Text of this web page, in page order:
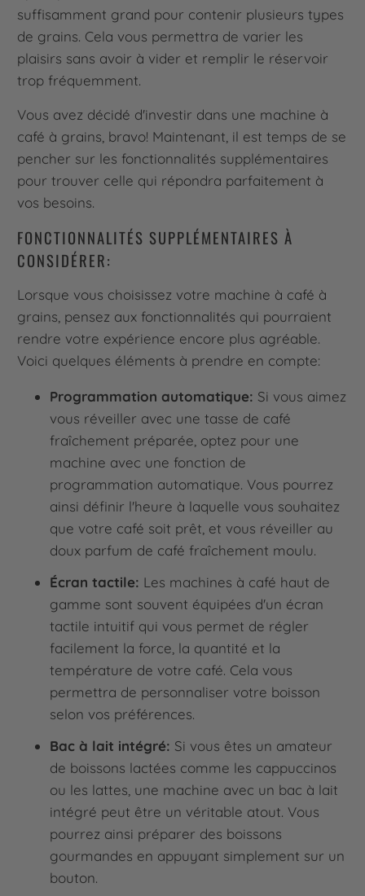
suffisamment grand pour contenir plusieurs types
de grains. Cela vous permettra de varier les
plaisirs sans avoir à vider et remplir le réservoir
trop fréquemment.
Vous avez décidé d'investir dans une machine à
café à grains, bravo! Maintenant, il est temps de se
pencher sur les fonctionnalités supplémentaires
pour trouver celle qui répondra parfaitement à
vos besoins.
FONCTIONNALITÉS SUPPLÉMENTAIRES À
CONSIDÉRER:
Lorsque vous choisissez votre machine à café à
grains, pensez aux fonctionnalités qui pourraient
rendre votre expérience encore plus agréable.
Voici quelques éléments à prendre en compte:
Programmation automatique: Si vous aimez
vous réveiller avec une tasse de café
fraîchement préparée, optez pour une
machine avec une fonction de
programmation automatique. Vous pourrez
ainsi définir l'heure à laquelle vous souhaitez
que votre café soit prêt, et vous réveiller au
doux parfum de café fraîchement moulu.
Écran tactile: Les machines à café haut de
gamme sont souvent équipées d'un écran
tactile intuitif qui vous permet de régler
facilement la force, la quantité et la
température de votre café. Cela vous
permettra de personnaliser votre boisson
selon vos préférences.
Bac à lait intégré: Si vous êtes un amateur
de boissons lactées comme les cappuccinos
ou les lattes, une machine avec un bac à lait
intégré peut être un véritable atout. Vous
pourrez ainsi préparer des boissons
gourmandes en appuyant simplement sur un
bouton.